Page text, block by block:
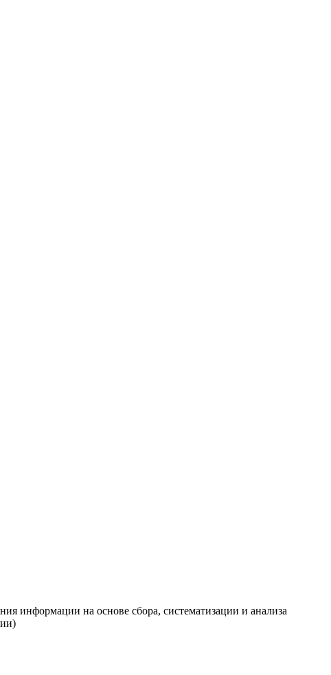
информации на основе сбора, систематизации и анализа